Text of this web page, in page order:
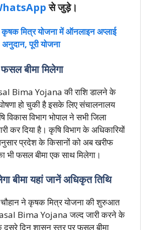
से जुड़े।
कृषक मित्र योजना में ऑनलाइन अप्लाई
पूरी योजना
बीमा मिलेगा
Bima Yojana की राशि डालने के
हो चुकी है इसके लिए संचालनालय
विकास विभाग भोपाल ने सभी जिला
कर दिया है। कृषि विभाग के अधिकारियों
प्रदेश के किसानों को अब खरीफ
भी फसल बीमा एक साथ मिलेगा।
बीमा यहां जानें अधिकृत तिथि
चौहान ने कृषक मित्र योजना की शुरुआत
Bima Yojana जल्द जारी करने के
दिन शासन स्तर पर फसल बीमा